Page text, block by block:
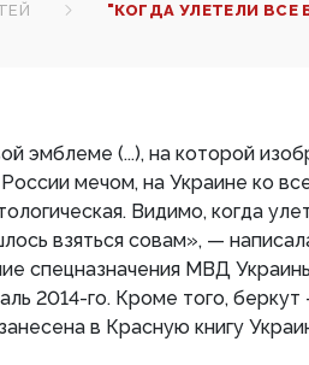
"КОГДА УЛЕТЕЛИ
эмблеме (...), на которой
мечом, на Украине ко
Видимо, когда
взяться совам», —
спецназначения МВД
2014-го. Кроме того,
в Красную книгу